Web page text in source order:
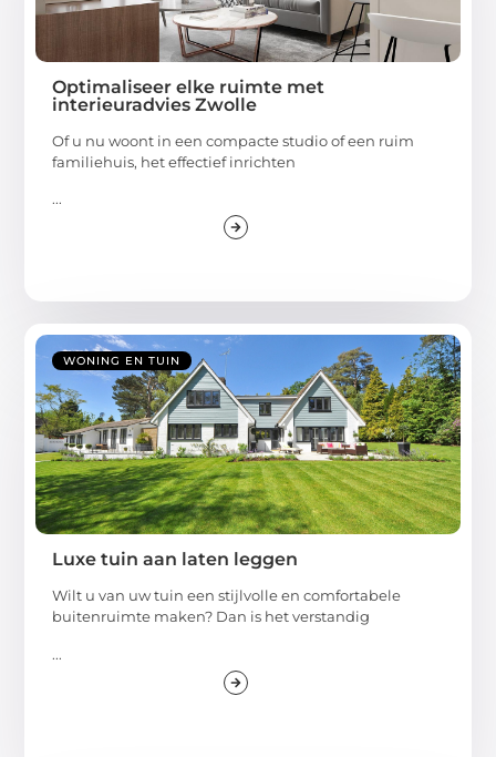
Optimaliseer elke ruimte met
interieuradvies Zwolle
Of u nu woont in een compacte studio of een ruim
familiehuis, het effectief inrichten
...
WONING EN TUIN
Luxe tuin aan laten leggen
Wilt u van uw tuin een stijlvolle en comfortabele
buitenruimte maken? Dan is het verstandig
...